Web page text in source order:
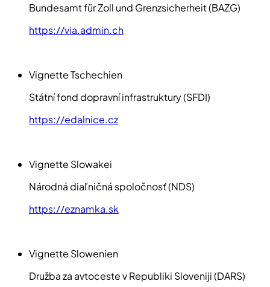
Bundesamt für Zoll und Grenzsicherheit (BAZG)
https://via.admin.ch
Vignette Tschechien
Státní fond dopravní infrastruktury (SFDI)
https://edalnice.cz
Vignette Slowakei
Národná diaľničná spoločnosť (NDS)
https://eznamka.sk
Vignette Slowenien
Družba za avtoceste v Republiki Sloveniji (DARS)